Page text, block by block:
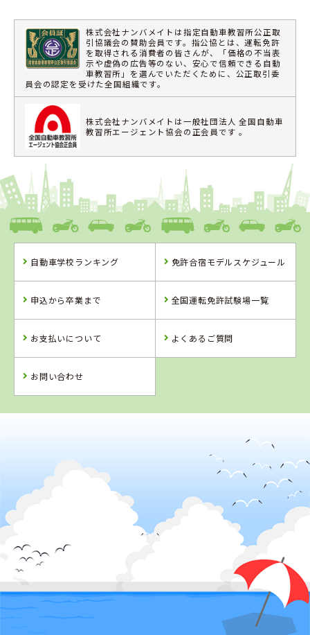
株式会社ナンバメイトは指定自動車教習所公正取
引協議会の賛助会員です。指公協とは、運転免許
を取得される消費者の皆さんが、「価格の不当表
示や虚偽の広告等のない、安心で信頼できる自動
車教習所」を選んでいただくために、公正取引委
員会の認定を受けた全国組織です。
株式会社ナンバメイトは一般社団法人 全国自動車
教習所エージェント協会の正会員です 。
自動車学校ランキング 免許合宿モデルスケジュール
申込から卒業まで 全国運転免許試験場一覧
お支払いについて よくあるご質問
お問い合わせ